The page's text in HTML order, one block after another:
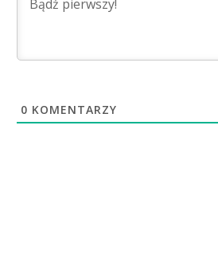
0 KOMENTARZY